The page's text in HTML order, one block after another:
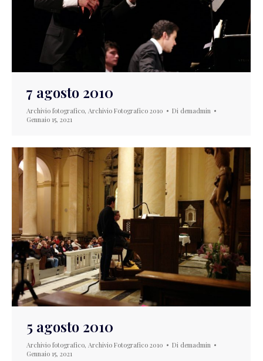
7 agosto 2010
Archivio fotografico, Archivio Fotografico 2010 Di demadmin
Gennaio 15, 2021
5 agosto 2010
Archivio fotografico, Archivio Fotografico 2010 Di demadmin
Gennaio 15, 2021